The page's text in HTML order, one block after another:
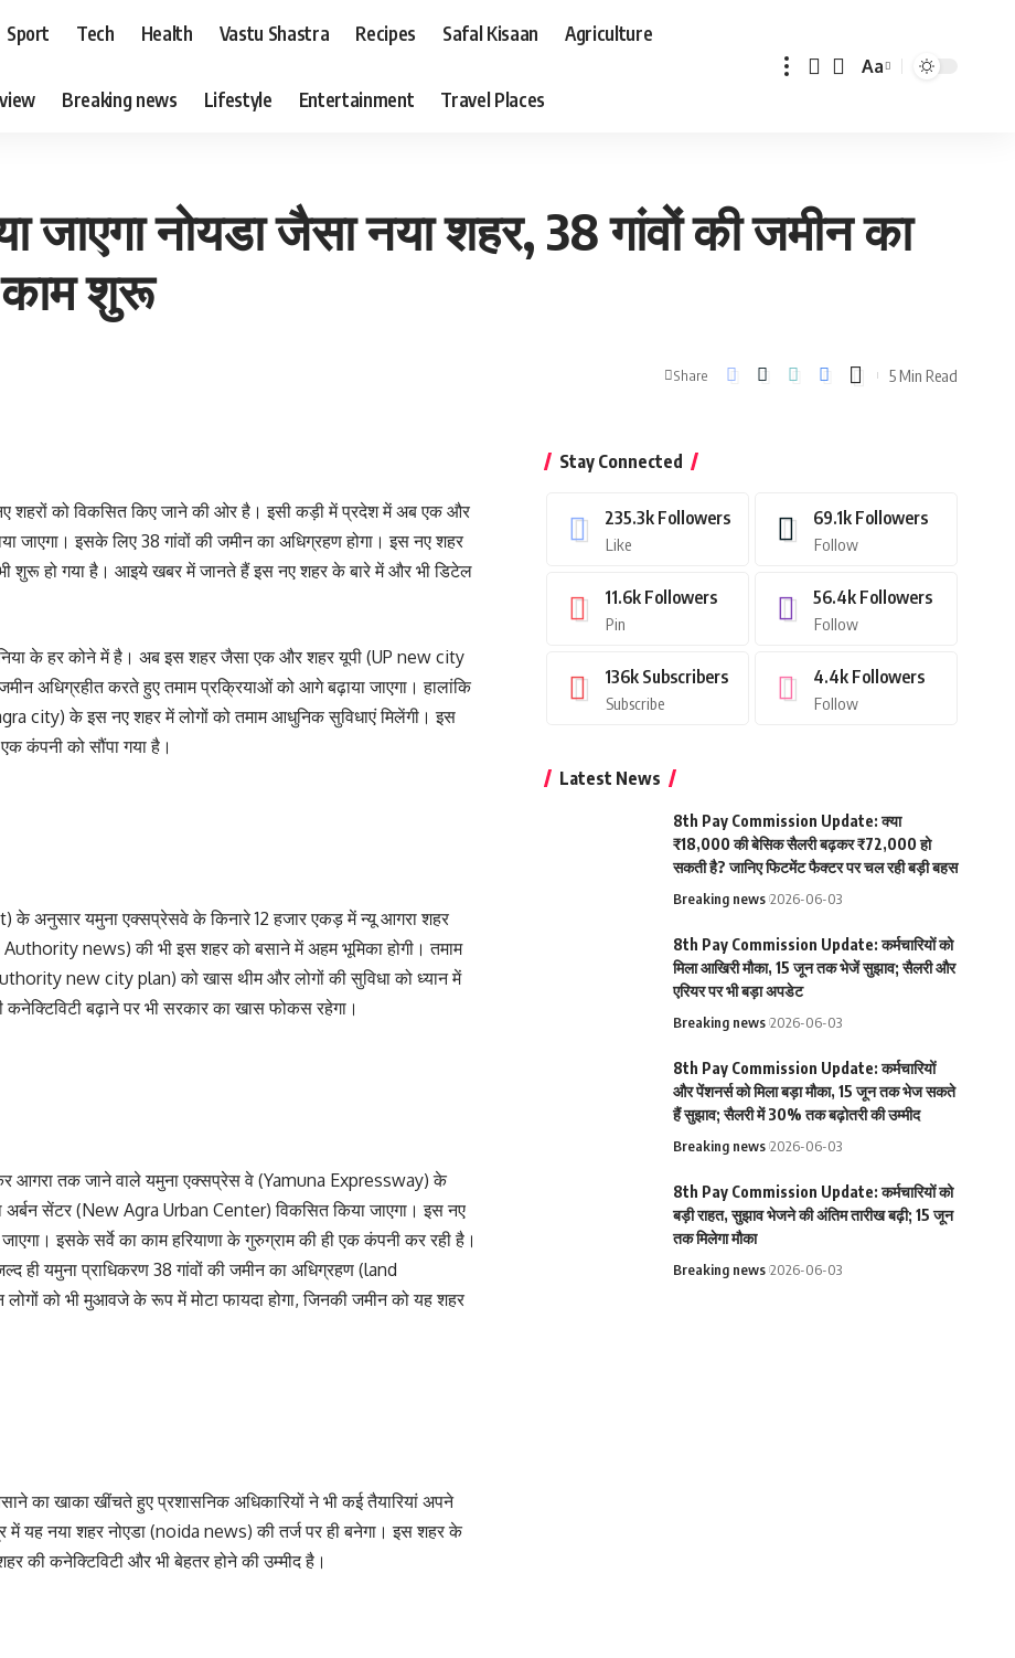
Sport Tech Health Vastu Shastra Recipes Safal Kisaan Agriculture
Breaking news Lifestyle Entertainment Travel Places
Font
Aa
जाएगा नोयडा जैसा नया शहर, 38 गांवों की जमीन का
काम शुरू
Share 5 Min Read
शहरों को विकसित किए जाने की ओर है। इसी कड़ी में प्रदेश में अब एक और
जाएगा। इसके लिए 38 गांवों की जमीन का अधिग्रहण होगा। इस नए शहर
शुरू हो गया है। आइये खबर में जानते हैं इस नए शहर के बारे में और भी डिटेल
के हर कोने में है। अब इस शहर जैसा एक और शहर यूपी (UP new city
अधिग्रहीत करते हुए तमाम प्रक्रियाओं को आगे बढ़ाया जाएगा। हालांकि
city) के इस नए शहर में लोगों को तमाम आधुनिक सुविधाएं मिलेंगी। इस
कंपनी को सौंपा गया है।
अनुसार यमुना एक्सप्रेसवे के किनारे 12 हजार एकड़ में न्यू आगरा शहर
Authority news) की भी इस शहर को बसाने में अहम भूमिका होगी। तमाम
new city plan) को खास थीम और लोगों की सुविधा को ध्यान में
बढ़ाने पर भी सरकार का खास फोकस रहेगा।
आगरा तक जाने वाले यमुना एक्सप्रेस वे (Yamuna Expressway) के
अर्बन सेंटर (New Agra Urban Center) विकसित किया जाएगा। इस नए
इसके सर्वे का काम हरियाणा के गुरुग्राम की ही एक कंपनी कर रही है।
ही यमुना प्राधिकरण 38 गांवों की जमीन का अधिग्रहण (land
को भी मुआवजे के रूप में मोटा फायदा होगा, जिनकी जमीन को यह शहर
का खाका खींचते हुए प्रशासनिक अधिकारियों ने भी कई तैयारियां अपने
में यह नया शहर नोएडा (noida news) की तर्ज पर ही बनेगा। इस शहर के
कनेक्टिविटी और भी बेहतर होने की उम्मीद है।
Stay Connected
235.3k Followers
Like
69.1k Followers
Follow
11.6k Followers
Pin
56.4k Followers
Follow
136k Subscribers
Subscribe
4.4k Followers
Follow
Latest News
8th Pay Commission Update: क्या
₹18,000 की बेसिक सैलरी बढ़कर ₹72,000 हो
सकती है? जानिए फिटमेंट फैक्टर पर चल रही बड़ी बहस
Breaking news 2026-06-03
8th Pay Commission Update: कर्मचारियों को
मिला आखिरी मौका, 15 जून तक भेजें सुझाव; सैलरी और
एरियर पर भी बड़ा अपडेट
Breaking news 2026-06-03
8th Pay Commission Update: कर्मचारियों
और पेंशनर्स को मिला बड़ा मौका, 15 जून तक भेज सकते
हैं सुझाव; सैलरी में 30% तक बढ़ोतरी की उम्मीद
Breaking news 2026-06-03
8th Pay Commission Update: कर्मचारियों को
बड़ी राहत, सुझाव भेजने की अंतिम तारीख बढ़ी; 15 जून
तक मिलेगा मौका
Breaking news 2026-06-03